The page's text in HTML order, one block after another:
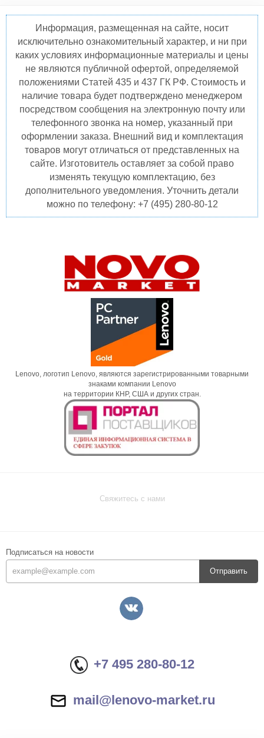
Информация, размещенная на сайте, носит
исключительно ознакомительный характер, и ни при
каких условиях информационные материалы и цены
не являются публичной офертой, определяемой
положениями Статей 435 и 437 ГК РФ. Стоимость и
наличие товара будет подтверждено менеджером
посредством сообщения на электронную почту или
телефонного звонка на номер, указанный при
оформлении заказа. Внешний вид и комплектация
товаров могут отличаться от представленных на
сайте. Изготовитель оставляет за собой право
изменять текущую комплектацию, без
дополнительного уведомления. Уточнить детали
можно по телефону: +7 (495) 280-80-12
Lenovo, логотип Lenovo, являются зарегистрированными товарными
знаками компании Lenovo
на территории КНР, США и других стран.
Свяжитесь с нами
Подписаться на новости
Отправить
+7 495 280-80-12
mail@lenovo-market.ru